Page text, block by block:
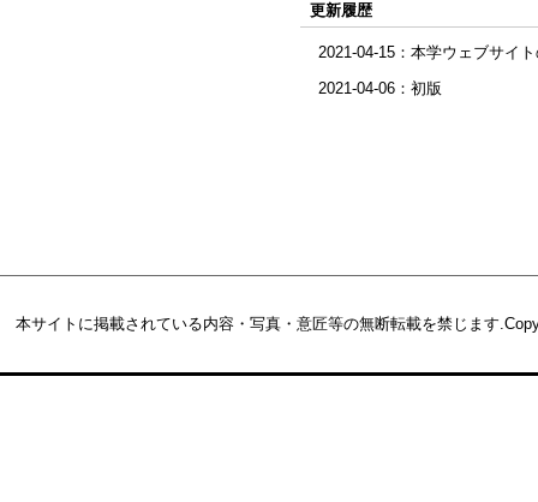
更新履歴
2021-04-15：本学ウェブサイ
2021-04-06：初版
本サイトに掲載されている内容・写真・意匠等の無断転載を禁じます.